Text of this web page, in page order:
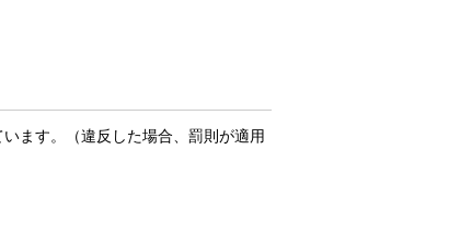
ます。（違反した場合、罰則が適用